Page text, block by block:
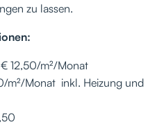
zu lassen.
12,50/m²/Monat
m²/Monat inkl. Heizung und